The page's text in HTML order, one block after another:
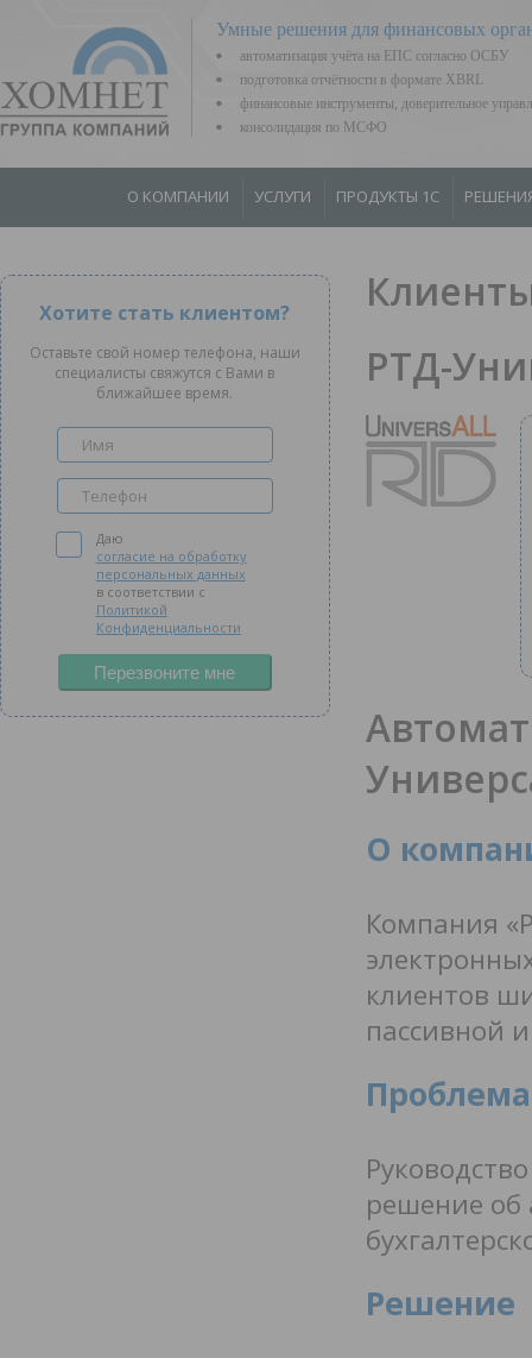
Умные решения для финансовых
автоматизация учёта на ЕПС согласно ОСБУ
подготовка отчётности в формате XBRL
финансовые инструменты, доверительное
консолидация по МСФО
О КОМПАНИИ УСЛУГИ ПРОДУКТЫ 1С
Хотите стать клиентом?
Оставьте свой номер телефона, наши
специалисты свяжутся с Вами в
ближайшее время.
Даю
согласие на обработку
персональных данных
в соответствии с
Политикой
Конфиденциальности
Перезвоните мне
РТД-
О
Компания
клиентов
пассивной
Проблема
решение об
Решение